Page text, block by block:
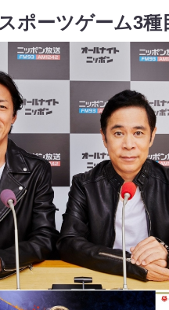
ポーツゲーム3種